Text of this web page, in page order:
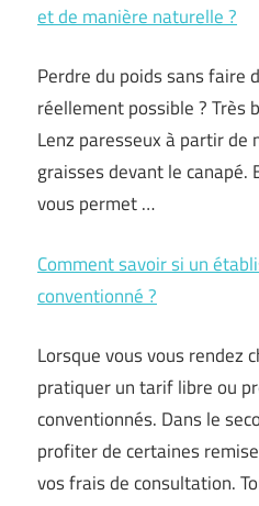
et de manière naturelle ?
Perdre du poids sans
réellement possible ? Très
Lenz paresseux à partir
graisses devant le canapé.
vous permet …
Comment savoir si un
conventionné ?
Lorsque vous vous rendez
pratiquer un tarif libre ou
conventionnés. Dans le
profiter de certaines
vos frais de consultation.